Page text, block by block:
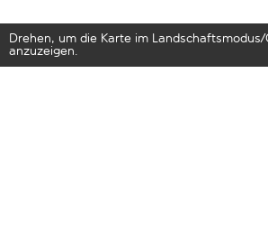
Drehen, um die Karte im
anzuzeigen.